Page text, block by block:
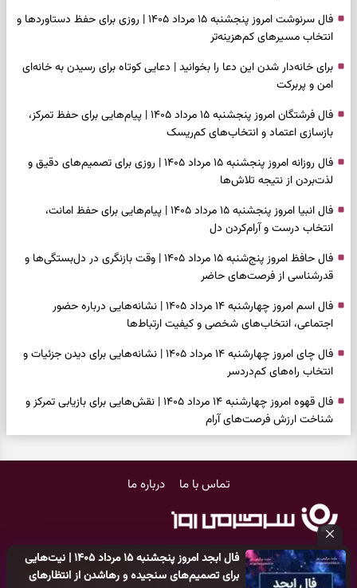
فال ابجد امروز پنجشنبه ۱۵ مرداد ۱۴۰۵ | نیت‌هایی
برای تصمیم‌های سنجیده و رهاشدن از انتظارهای
فال سرنوشت امروز پنجشنبه ۱۵ مرداد ۱۴۰۵ | روزی برای حفظ دستاوردها و
انتخاب مسیرهای کم‌هزینه‌تر
برای خانه‌دار شدن این دعا را بخوانید | دعایی کوتاه برای رسیدن به خانه‌ای
امن و پربرکت
فال فرشتگان امروز پنجشنبه ۱۵ مرداد ۱۴۰۵ | پیام‌هایی برای حفظ تمرکز،
بازسازی اعتماد و انتخاب‌های کم‌ریسک
فال روزانه امروز پنجشنبه ۱۵ مرداد ۱۴۰۵ | روزی برای تصمیم‌های دقیق و
لذت‌بردن از نتیجه تلاش‌ها
فال انبیا امروز پنجشنبه ۱۵ مرداد ۱۴۰۵ | پیام‌هایی برای حفظ امانت،
انتخاب درست و آرام‌کردن دل
فال حافظ امروز پنج‌شنبه ۱۵ مرداد ۱۴۰۵ | وقت بازنگری در دل‌بستگی‌ها و
قدرشناسی از فرصت‌های حاضر
فال اسم امروز چهارشنبه ۱۴ مرداد ۱۴۰۵ | نشانه‌هایی درباره حضور
اجتماعی، انتخاب‌های شخصی و کیفیت ارتباط‌ها
فال چای امروز چهارشنبه ۱۴ مرداد ۱۴۰۵ | نشانه‌هایی برای دیدن جزئیات و
انتخاب راه‌های کم‌دردسر
فال قهوه امروز چهارشنبه ۱۴ مرداد ۱۴۰۵ | نقش‌هایی برای بازیابی تمرکز و
شناخت ارزش فرصت‌های آرام
فرصت دارید
کوچک و حفظ مسیرهای ارزشمند
تماس با ما درباره ما
کلیه حقوق مادی و معنوی این سایت متعلق بهپایگاه خبری سرگرمی روز